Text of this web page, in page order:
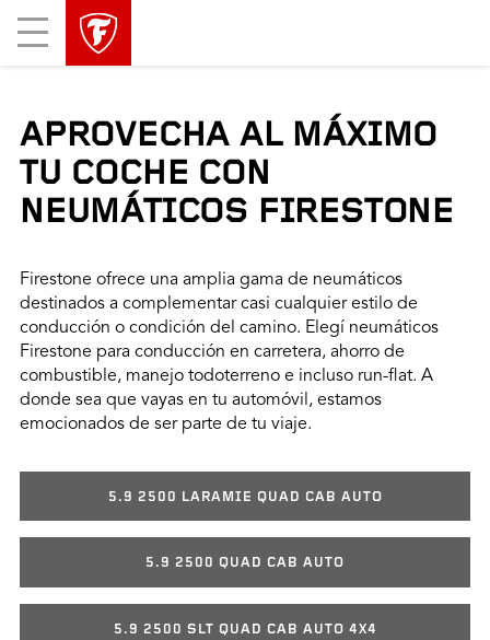
Mobile
Menu
APROVECHA AL MÁXIMO
TU COCHE CON
NEUMÁTICOS FIRESTONE
Firestone ofrece una amplia gama de neumáticos
destinados a complementar casi cualquier estilo de
conducción o condición del camino. Elegí neumáticos
Firestone para conducción en carretera, ahorro de
combustible, manejo todoterreno e incluso run-flat. A
donde sea que vayas en tu automóvil, estamos
emocionados de ser parte de tu viaje.
5.9 2500 LARAMIE QUAD CAB AUTO
5.9 2500 QUAD CAB AUTO
5.9 2500 SLT QUAD CAB AUTO 4X4